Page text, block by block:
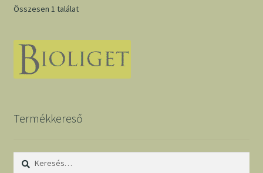
Összesen 1 találat
Termékkereső
Keresés: